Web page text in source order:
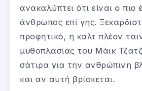
ανακαλύπτει ότι είναι ο πιο
άνθρωπος επί γης.
προφητικό, η καλτ πλέον
μυθοπλασίας του Μάικ Τζατζ
σάτιρα για την ανθρώπινη
και αν αυτή βρίσκεται.